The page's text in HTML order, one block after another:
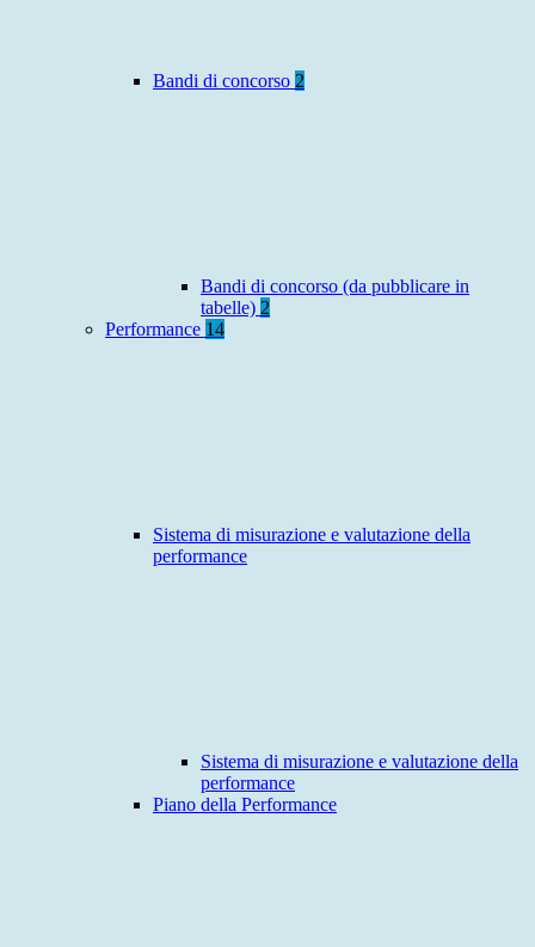
Bandi di concorso 2
Bandi di concorso (da pubblicare in
tabelle) 2
Performance 14
Sistema di misurazione e valutazione della
performance
Sistema di misurazione e valutazione della
performance
Piano della Performance